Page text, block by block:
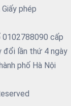
phép
0102788090 cấp
đổi lần thứ 4 ngày
phố Hà Nội